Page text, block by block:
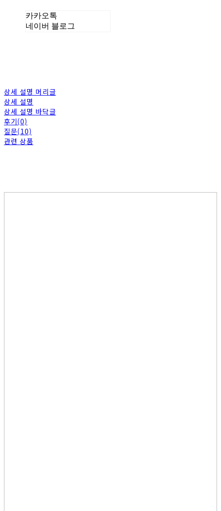
카카오톡
네이버 블로그
상세 설명 머리글
상세 설명
상세 설명 바닥글
후기(0)
질문(10)
관련 상품